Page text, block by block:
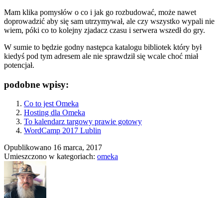
Mam klika pomysłów o co i jak go rozbudować, może nawet
doprowadzić aby się sam utrzymywał, ale czy wszystko wypali nie
wiem, póki co to kolejny zjadacz czasu i serwera wszedł do gry.
W sumie to będzie godny następca katalogu bibliotek który był
kiedyś pod tym adresem ale nie sprawdził się wcale choć miał
potencjał.
podobne wpisy:
Co to jest Omeka
Hosting dla Omeka
To kalendarz targowy prawie gotowy
WordCamp 2017 Lublin
Opublikowano 16 marca, 2017
Umieszczono w kategoriach: omeka